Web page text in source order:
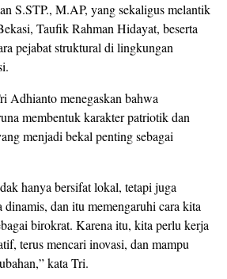
S.STP., M.AP, yang sekaligus melantik
Taufik Rahman Hidayat, beserta
pejabat struktural di lingkungan
Adhianto menegaskan bahwa
membentuk karakter patriotik dan
menjadi bekal penting sebagai
hanya bersifat lokal, tetapi juga
dan itu memengaruhi cara kita
birokrat. Karena itu, kita perlu kerja
terus mencari inovasi, dan mampu
kata Tri.